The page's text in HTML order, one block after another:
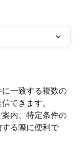
一致する複数の
できます。
内、特定条件の
る際に便利で